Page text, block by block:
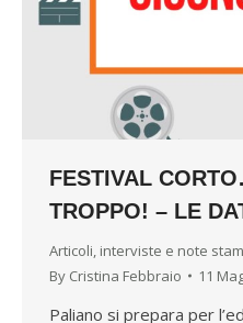
FESTIVAL
TROPPO! – LE
Articoli, interviste e note
By Cristina Febbraio 11
Paliano si prepara per